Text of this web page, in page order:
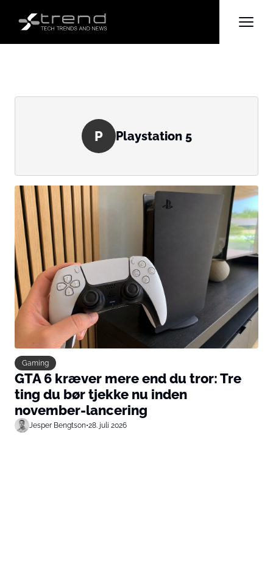
P Playstation 5
Gaming
GTA 6 kræver mere end du tror: Tre
ting du bør tjekke nu inden
november-lancering
Jesper Bengtson•28. juli 2026